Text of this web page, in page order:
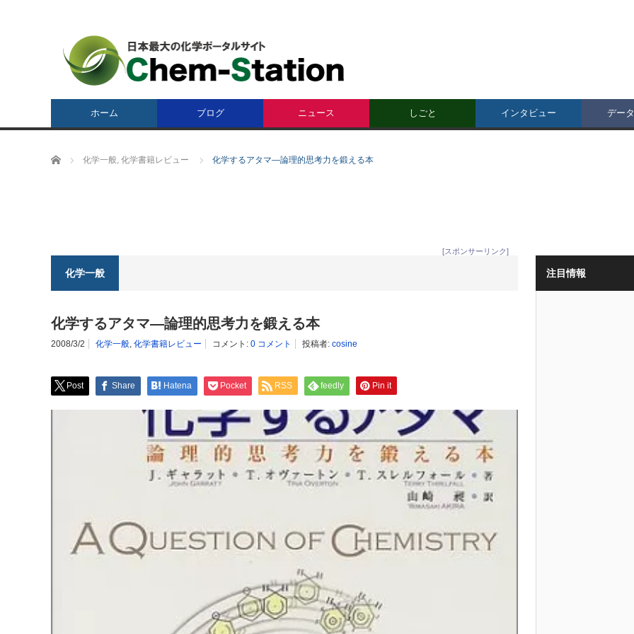
ホーム ブログ ニュース しごと インタビュー デー
ホーム 化学一般, 化学書籍レビュー 化学するアタマ―論理的思考力を鍛える本
[スポンサーリンク]
化学一般
化学するアタマ―論理的思考力を鍛える本
2008/3/2 化学一般, 化学書籍レビュー コメント: 0 コメント 投稿者: cosine
Post Share Hatena Pocket RSS feedly Pin it
注目情報